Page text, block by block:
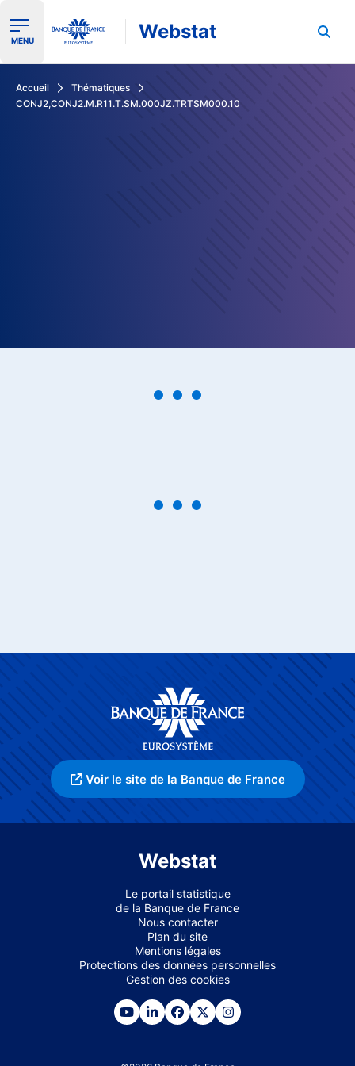
Ouvrir le menu de navigation
MENU Webstat
Accueil
Thématiques
CONJ2,CONJ2.M.R11.T.SM.000JZ.TRTSM000.10
Voir le site de la Banque de France
Webstat
Le portail statistique
de la Banque de France
Nous contacter
Plan du site
Mentions légales
Protections des données personnelles
Gestion des cookies